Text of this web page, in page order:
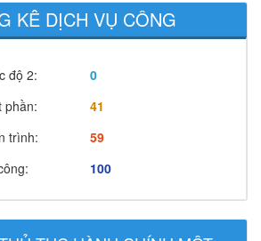
KÊ DỊCH VỤ CÔNG
độ 2:
0
phần:
41
trình:
59
100